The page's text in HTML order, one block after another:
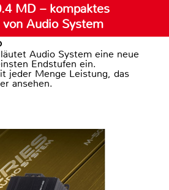
MD – kompaktes
Audio System
Audio System eine neue
Endstufen ein.
jeder Menge Leistung, das
ansehen.